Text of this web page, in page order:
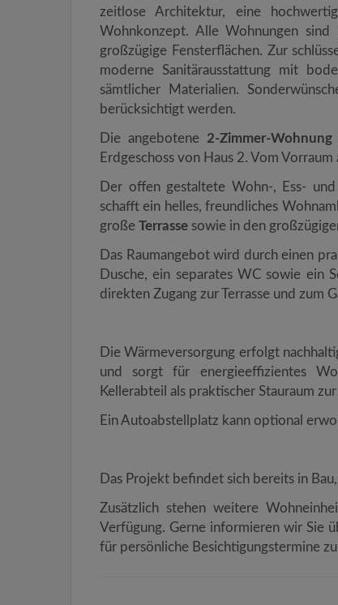
zeitlose Architektur, eine
Wohnkonzept. Alle Wohnungen
großzügige Fensterflächen. Zur
moderne Sanitärausstattung mit
sämtlicher Materialien.
berücksichtigt werden.
Die angebotene 2-Zimmer-Wohnung
Erdgeschoss von Haus 2. Vom
Der offen gestaltete Wohn-, Ess-
schafft ein helles, freundliches
große Terrasse sowie in den
Das Raumangebot wird durch einen
Dusche, ein separates WC sowie ein
direkten Zugang zur Terrasse und zum
Die Wärmeversorgung erfolgt
und sorgt für energieeffizientes
Kellerabteil als praktischer Stauraum
Ein Autoabstellplatz kann optional
Das Projekt befindet sich bereits in
Zusätzlich stehen weitere
Verfügung. Gerne informieren wir Sie
für persönliche Besichtigungstermine